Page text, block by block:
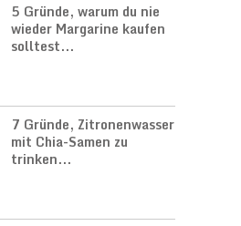
5 Gründe, warum du nie
wieder Margarine kaufen
solltest...
7 Gründe, Zitronenwasser
mit Chia-Samen zu
trinken...